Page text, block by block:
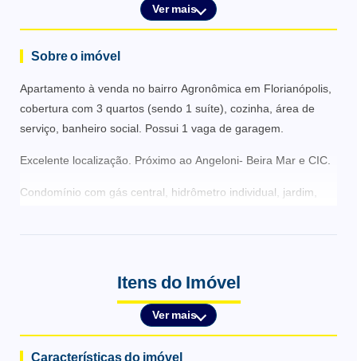
Ver mais
Sobre o imóvel
Apartamento à venda no bairro Agronômica em Florianópolis,
cobertura com 3 quartos (sendo 1 suíte), cozinha, área de
serviço, banheiro social. Possui 1 vaga de garagem.
Excelente localização. Próximo ao Angeloni- Beira Mar e CIC.
Condomínio com gás central, hidrômetro individual, jardim,
elevador, salão de festas, sala de jogos, piscina, fitness,
Sobre o condomínio
Empreendimento muito bem localizado, muito bem construído
e com todos os recursos necessários.
Itens do Imóvel
Ver mais